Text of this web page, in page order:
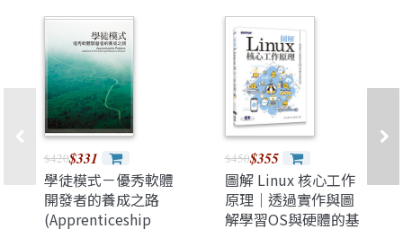
$420$331
學徒模式－優秀軟體
開發者的養成之路
(Apprenticeship
$450$355
圖解 Linux 核心工作
原理｜透過實作與圖
解學習OS與硬體的基